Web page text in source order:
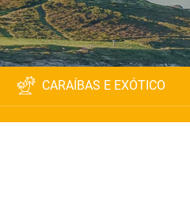
CARAÍBAS E EXÓTICO